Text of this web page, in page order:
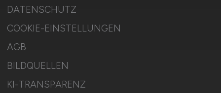
DATENSCHUTZ
COOKIE-EINSTELLUNGEN
AGB
BILDQUELLEN
KI-TRANSPARENZ